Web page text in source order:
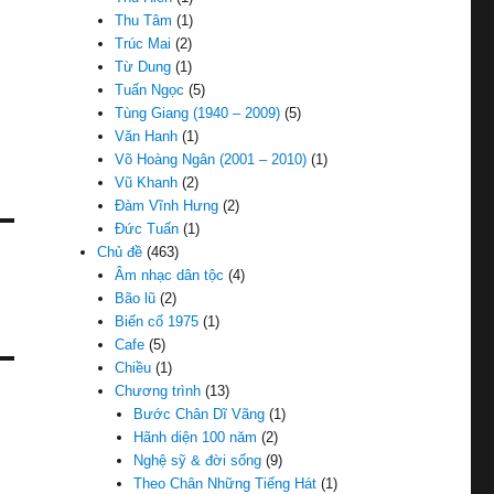
Thu Tâm (1)
Trúc Mai (2)
Từ Dung (1)
Tuấn Ngọc (5)
Tùng Giang (1940 – 2009) (5)
Văn Hanh (1)
Võ Hoàng Ngân (2001 – 2010) (1)
Vũ Khanh (2)
Đàm Vĩnh Hưng (2)
Đức Tuấn (1)
Chủ đề (463)
Âm nhạc dân tộc (4)
Bão lũ (2)
Biến cố 1975 (1)
Cafe (5)
Chiều (1)
Chương trình (13)
Bước Chân Dĩ Vãng(1)
Hãnh diện 100 năm (2)
Nghệ sỹ & đời sống(9)
Theo Chân Những Tiếng Hát(1)